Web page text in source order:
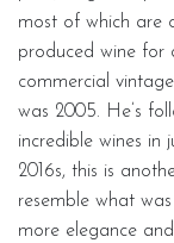
most of which are
produced wine for
commercial
was 2005. He’s
incredible wines in
2016s, this is
resemble what
more elegance